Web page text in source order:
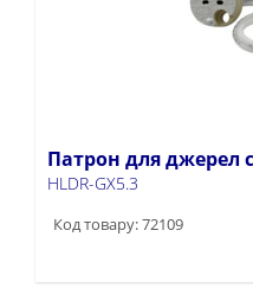
Патрон для джерел
HLDR-GX5.3
Код товару: 72109